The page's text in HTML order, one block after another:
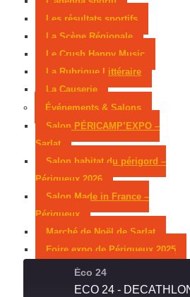
Les résultats sportifs
La Scène Régionale
Le Crush Happy Music
La Rubrique Littéraire
La Causerie
Événements & Salons
Salon PÉRICAMP’EXPO –
Sarlat
Salon habitat du périgord –
Périgueux 2026
Salon Made in France –
Périgueux
Marché de Noël de Sarlat
Foire expo de Périgueux 2025
Week-end des associations
Salon Habitat de Périgueux
Éco 24
ECO 24 -